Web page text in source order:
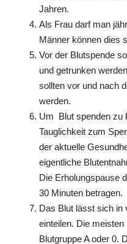
Jahren.
Als Frau darf man
Männer können dies
Vor der Blutspende
und getrunken
sollten vor und nach
werden.
Um Blut spenden zu
Tauglichkeit zum
der aktuelle
eigentliche
Die Erholungspause
30 Minuten betragen.
Das Blut lässt sich in
einteilen. Die
Blutgruppe A oder 0.